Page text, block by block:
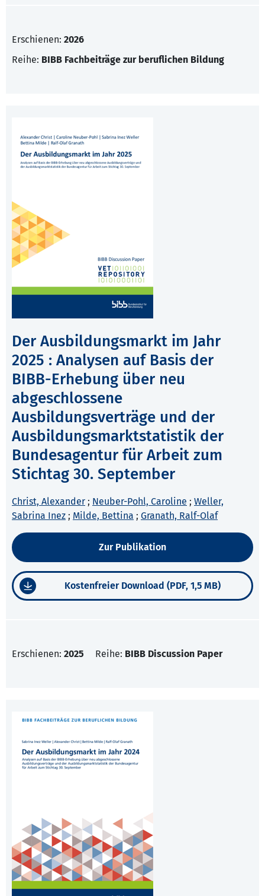
Erschienen: 2026
Reihe: BIBB Fachbeiträge zur beruflichen Bildung
Der Ausbildungsmarkt im Jahr
2025 : Analysen auf Basis der
BIBB-Erhebung über neu
abgeschlossene
Ausbildungsverträge und der
Ausbildungsmarktstatistik der
Bundesagentur für Arbeit zum
Stichtag 30. September
Christ, Alexander ; Neuber-Pohl, Caroline ; Weller,
Sabrina Inez ; Milde, Bettina ; Granath, Ralf-Olaf
Zur Publikation
Kostenfreier Download (PDF, 1,5 MB)
Erschienen: 2025 Reihe: BIBB Discussion Paper